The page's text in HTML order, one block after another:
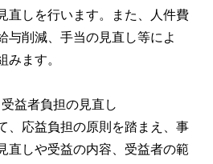
直しを行います。また、人件費
与削減、手当の見直し等によ
みます。
益者負担の見直し
、応益負担の原則を踏まえ、事
直しや受益の内容、受益者の範